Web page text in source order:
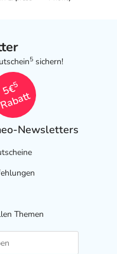
der Anzahl der
5 sichern!
5€
5
Rabatt
Newsletters
Themen